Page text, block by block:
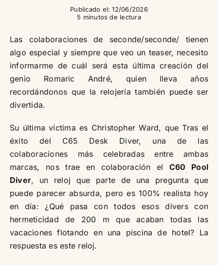
Publicado el: 12/06/2026
5 minutos de lectura
Las colaboraciones de seconde/seconde/ tienen
algo especial y siempre que veo un teaser, necesito
informarme de cuál será esta última creación del
genio Romaric André, quien lleva años
recordándonos que la relojería también puede ser
divertida.
Su última víctima es Christopher Ward, que Tras el
éxito del C65 Desk Diver, una de las
colaboraciones más celebradas entre ambas
marcas, nos trae en colaboración el C60 Pool
Diver, un reloj que parte de una pregunta que
puede parecer absurda, pero es 100% realista hoy
en día: ¿Qué pasa con todos esos divers con
hermeticidad de 200 m que acaban todas las
vacaciones flotando en una piscina de hotel? La
respuesta es este reloj.